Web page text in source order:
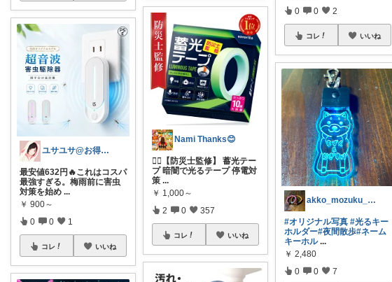
ユサユサ@お得な暮らしの便利グッズ✨️
最安値632円🔥これはコスパ
最強すぎる。梅雨前に害虫
対策を始め ...
￥ 900～
0 0 1
コレ いいね
Nami Thanks😊
💁‍♀️【防災士監修】 蓄光テー
プ 暗闇で光るテープ 停電対
策 ...
￥ 1,000～
2 0 357
コレ いいね
0 0 2
コレ いいね
akko_mozuku_mugisuke
#オリジナル写真 #光るキー
ホルダー#夜間散歩#ネーム
キーホル ...
￥ 2,480
0 0 7